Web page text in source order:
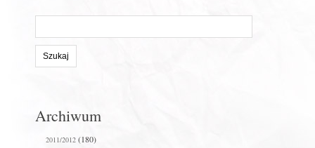
stronie:
Archiwum
2011/2012(180)